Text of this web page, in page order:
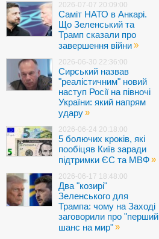
2026-07-07 20:09:00
Саміт НАТО в Анкарі.
Що Зеленський та
Трамп сказали про
завершення війни»
2026-06-30 22:36:00
Сирський назвав
"реалістичним" новий
наступ Росії на півночі
України: який напрям
удару»
2026-06-24 20:18:00
5 болючих кроків, які
пообіцяв Київ заради
підтримки ЄС та МВФ»
2026-06-17 18:48:00
Два "козирі"
Зеленського для
Трампа: чому на Заході
заговорили про "перший
шанс на мир"»